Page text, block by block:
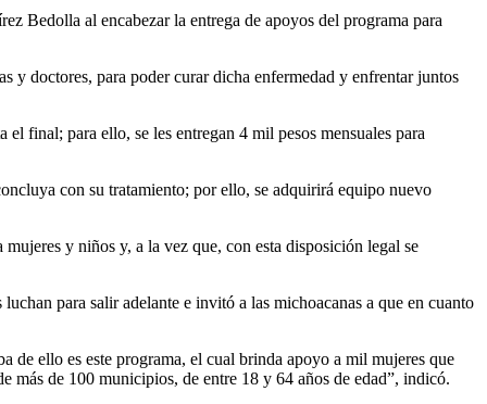
Bedolla al encabezar la entrega de apoyos del programa para
y doctores, para poder curar dicha enfermedad y enfrentar juntos
final; para ello, se les entregan 4 mil pesos mensuales para
con su tratamiento; por ello, se adquirirá equipo nuevo
y niños y, a la vez que, con esta disposición legal se
para salir adelante e invitó a las michoacanas a que en cuanto
de ello es este programa, el cual brinda apoyo a mil mujeres que
más de 100 municipios, de entre 18 y 64 años de edad”, indicó.